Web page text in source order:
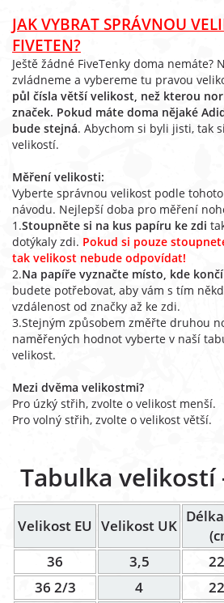
JAK VYBRAT SPRÁVNOU
FIVETEN?
Ještě žádné FiveTenky doma nemáte?
zvládneme a vybereme tu pravou
půl čísla větší velikost, než kterou
značek. Pokud máte doma nějaké
bude stejná. Abychom si byli jisti, tak
velikostí.
Měření velikosti:
Vyberte správnou velikost podle
návodu. Nejlepší doba pro měření
1.Stoupněte si na kus papíru ke zdi
dotýkaly zdi. Pokud si pouze
tak velikost nebude odpovídat!
2.Na papíře vyznačte místo, kde
budete potřebovat, aby vám s tím
vzdálenost od značky až ke zdi.
3.Stejným způsobem změřte druhou
naměřených hodnot vyberte v naší
velikost.
Mezi dvěma velikostmi?
Pro úzký střih, zvolte o velikost menší.
Pro volný střih, zvolte o velikost větší.
Tabulka velikostí
Velikost EU Velikost UK
36
3,5
36 2/3
4